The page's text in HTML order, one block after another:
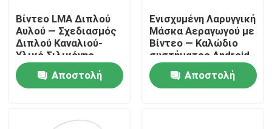
Αρχική Σελίδα
Προϊόντα
Εμφάνιση VR
Βίντεο LMA Διπλού
Αυλού — Σχεδιασμός
Διπλού Καναλιού-
Υλικό Σιλικόνης-
Υψηλή Στεγανότητα-
ISO
Αποστολή
Ενισχυμένη Λαρυγγική
Μάσκα Αεραγωγού με
Βίντεο — Καλώδιο
συστήματος Android
— Σωλήνας
Ανθεκτικός στην
Τσάκιση-Κάμερα HD-
Αποστολή